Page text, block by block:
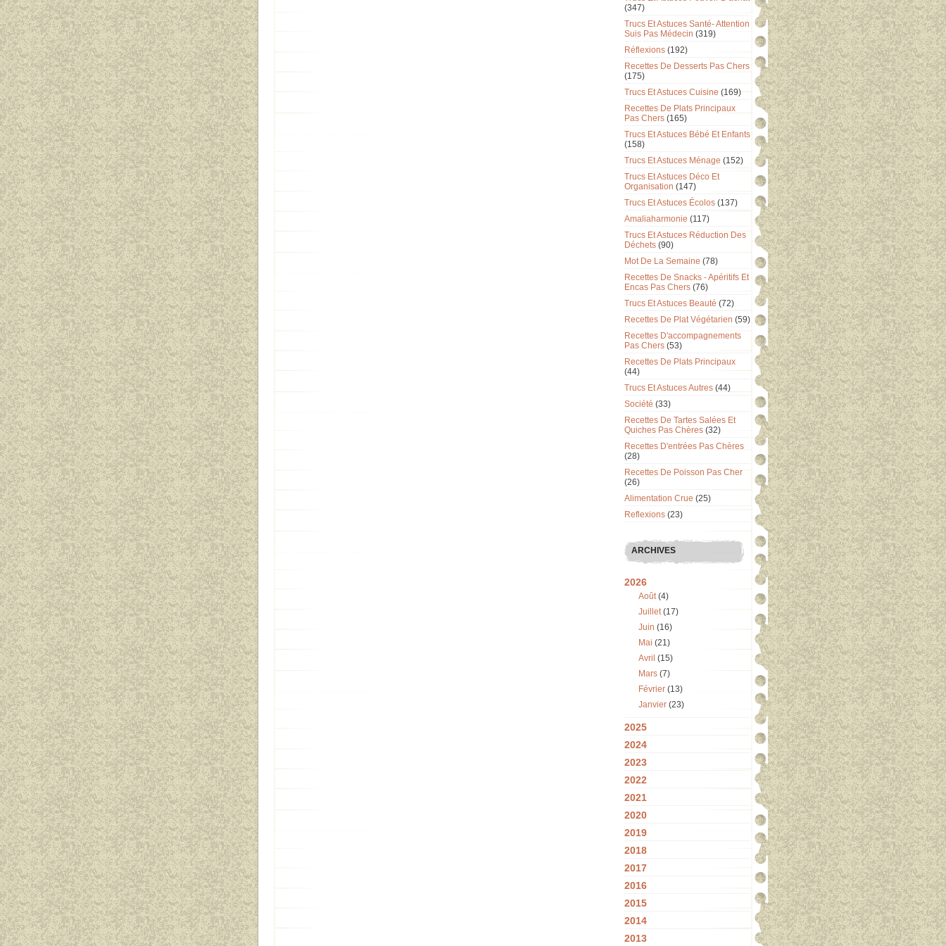
(347)
Trucs Et Astuces Santé- Attention
Suis Pas Médecin (319)
Réflexions (192)
Recettes De Desserts Pas Chers
(175)
Trucs Et Astuces Cuisine (169)
Recettes De Plats Principaux
Pas Chers (165)
Trucs Et Astuces Bébé Et Enfants
(158)
Trucs Et Astuces Ménage (152)
Trucs Et Astuces Déco Et
Organisation (147)
Trucs Et Astuces Écolos (137)
Amaliaharmonie (117)
Trucs Et Astuces Réduction Des
Déchets (90)
Mot De La Semaine (78)
Recettes De Snacks - Apéritifs Et
Encas Pas Chers (76)
Trucs Et Astuces Beauté (72)
Recettes De Plat Végétarien (59)
Recettes D'accompagnements
Pas Chers (53)
Recettes De Plats Principaux
(44)
Trucs Et Astuces Autres (44)
Société (33)
Recettes De Tartes Salées Et
Quiches Pas Chères (32)
Recettes D'entrées Pas Chères
(28)
Recettes De Poisson Pas Cher
(26)
Alimentation Crue (25)
Reflexions (23)
ARCHIVES
2026
Août(4)
Juillet(17)
Juin (16)
Mai (21)
Avril (15)
Mars (7)
Février (13)
Janvier (23)
2025
2024
2023
2022
2021
2020
2019
2018
2017
2016
2015
2014
2013